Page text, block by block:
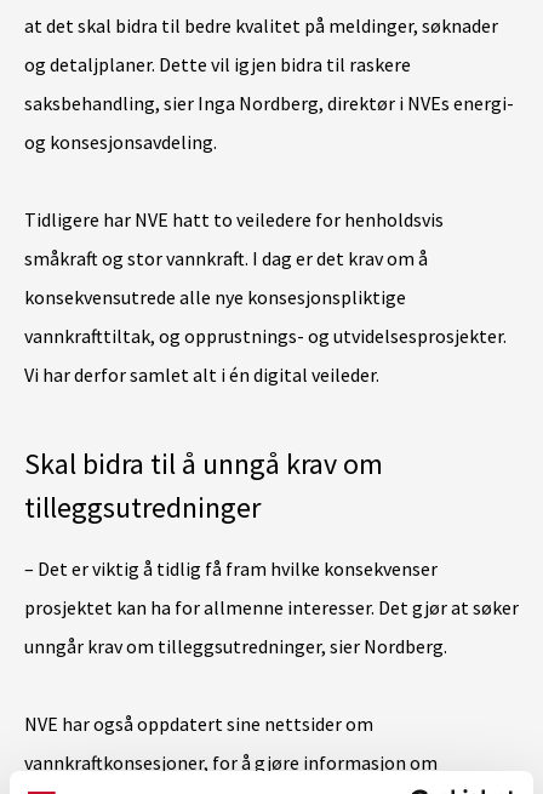
at det skal bidra til bedre kvalitet på meldinger, søknader
og detaljplaner. Dette vil igjen bidra til raskere
saksbehandling, sier Inga Nordberg, direktør i NVEs energi-
og konsesjonsavdeling.
Tidligere har NVE hatt to veiledere for henholdsvis
småkraft og stor vannkraft. I dag er det krav om å
konsekvensutrede alle nye konsesjonspliktige
vannkrafttiltak, og opprustnings- og utvidelsesprosjekter.
Vi har derfor samlet alt i én digital veileder.
Skal bidra til å unngå krav om
tilleggsutredninger
– Det er viktig å tidlig få fram hvilke konsekvenser
prosjektet kan ha for allmenne interesser. Det gjør at søker
unngår krav om tilleggsutredninger, sier Nordberg.
NVE har også oppdatert sine nettsider om
vannkraftkonsesjoner, for å gjøre informasjon om